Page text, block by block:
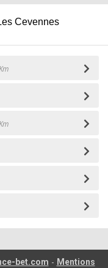
Cevennes
bet.com - Mentions